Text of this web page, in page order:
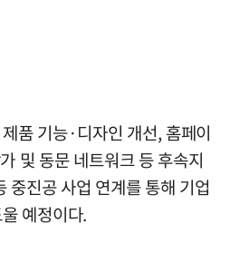
품 기능·디자인 개선, 홈페이
및 동문 네트워크 등 후속지
중진공 사업 연계를 통해 기업
예정이다.